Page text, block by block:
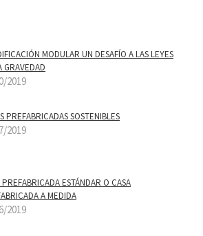
MODULAR UN DESAFÍ­O A LAS LEYES
GRAVEDAD
2019
PREFABRICADAS SOSTENIBLES
2019
PREFABRICADA ESTÁNDAR O CASA
A MEDIDA
2019